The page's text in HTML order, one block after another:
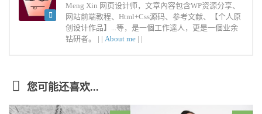
Meng Xin 网页设计师，文章內容包含WP资源分享、
网站前端教程、Html+Css源码、参考文献、【个人原
创设计作品】...等，是一個工作達人，更是一個业余
钻研者。 | | About me | |
您可能还喜欢...